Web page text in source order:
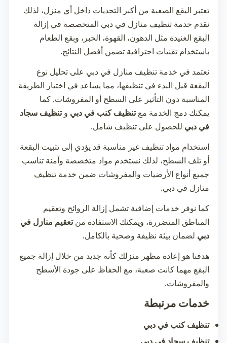
تعتبر البقع الصعبة من أكبر التحديات داخل أي منزل، لذلك
نقدم خدمة تنظيف منازل في دبي المتخصصة في إزالة
البقع العنيدة مثل الدهون، القهوة، الحبر، وبقع الطعام
باستخدام تقنيات احترافية تضمن أفضل النتائج.
نعتمد في خدمة تنظيف منازل في دبي على تحليل نوع
البقعة قبل البدء في تنظيفها، مما يساعد في اختيار الطريقة
المناسبة دون التأثير على السطح أو المفروشات. كما
يمكنك دمج الخدمة معتنظيف كنب في دبي وتنظيف سجاد
في دبي للحصول على تنظيف شامل.
استخدام مواد تنظيف غير مناسبة قد يؤدي إلى تثبيت البقعة
أو تلف السطح، لذلك نستخدم مواد متخصصة وآمنة تناسب
جميع أنواع الأرضيات والمفروشات ضمن خدمة تنظيف
منازل في دبي.
كما نوفر خدمات إضافية تشمل إزالة الروائح وتعقيم
المناطق المتضررة، ويمكنك الاستفادة منتعقيم منازل في
دبي لضمان بيئة نظيفة وصحية بالكامل.
هدفنا هو إعادة مظهر منزلك كأنه جديد من خلال إزالة جميع
البقع مهما كانت صعبة، مع الحفاظ على جودة الأسطح
والمفروشات.
خدمات مرتبطة
تنظيف كنب في دبي